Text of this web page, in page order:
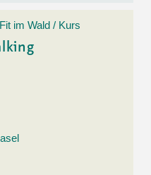
im Wald / Kurs